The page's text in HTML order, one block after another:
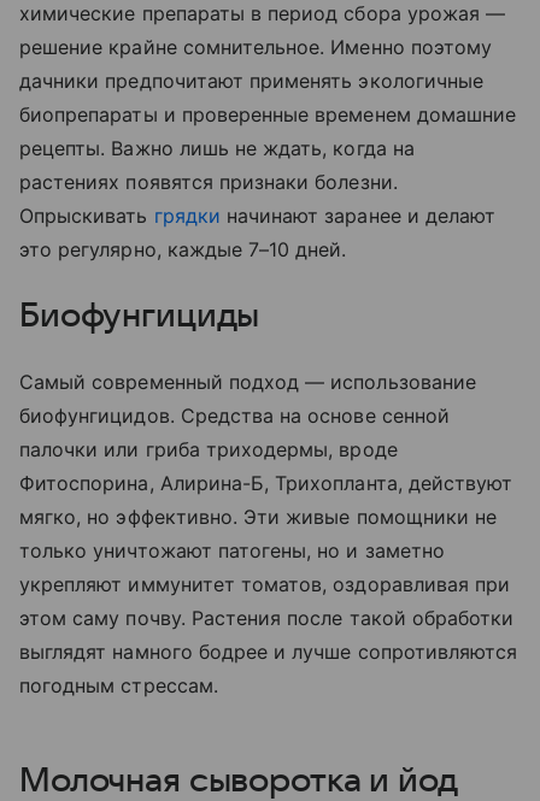
химические препараты в период сбора урожая —
решение крайне сомнительное. Именно поэтому
дачники предпочитают применять экологичные
биопрепараты и проверенные временем домашние
рецепты. Важно лишь не ждать, когда на
растениях появятся признаки болезни.
Опрыскивать грядки начинают заранее и делают
это регулярно, каждые 7–10 дней.
Биофунгициды
Самый современный подход — использование
биофунгицидов. Средства на основе сенной
палочки или гриба триходермы, вроде
Фитоспорина, Алирина-Б, Трихопланта, действуют
мягко, но эффективно. Эти живые помощники не
только уничтожают патогены, но и заметно
укрепляют иммунитет томатов, оздоравливая при
этом саму почву. Растения после такой обработки
выглядят намного бодрее и лучше сопротивляются
погодным стрессам.
Молочная сыворотка и йод